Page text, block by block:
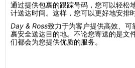
通过提供包裹的跟踪号码，您可以轻松
计送达时间。这样，您可以更好地安排
Day & Ross致力于为客户提供高效、
裹安全送达目的地。不论您寄送的是文
们都会为您提供优质的服务。